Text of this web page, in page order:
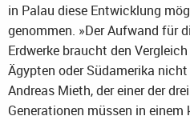
in Palau diese Entwicklung
genommen. »Der Aufwand für
Erdwerke braucht den
Ägypten oder Südamerika
Andreas Mieth, der einer der
Generationen müssen in